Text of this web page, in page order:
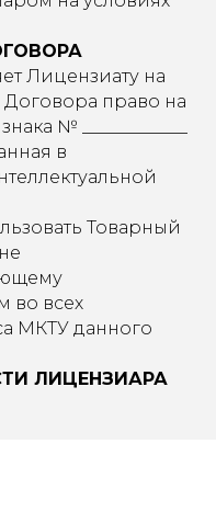
Лицензиату на
Договора право на
№ ____________
в
Товарный
во всех
МКТУ данного
ЛИЦЕНЗИАРА